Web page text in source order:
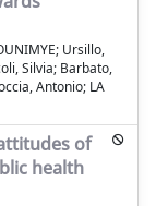
Ursillo,
Silvia; Barbato,
Antonio; LA
of
health